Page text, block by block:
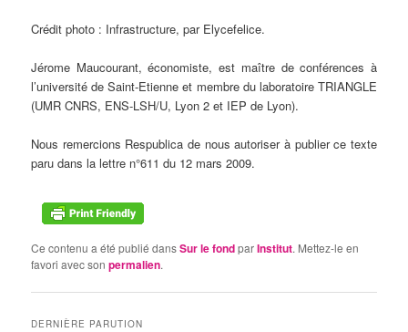
Crédit photo : Infrastructure, par Elycefelice.
Jérome Maucourant, économiste, est maître de conférences à
l’université de Saint-Etienne et membre du laboratoire TRIANGLE
(UMR CNRS, ENS-LSH/U, Lyon 2 et IEP de Lyon).
Nous remercions Respublica de nous autoriser à publier ce texte
paru dans la lettre n°611 du 12 mars 2009.
Ce contenu a été publié dansSur le fondparInstitut. Mettez-le en
favori avec sonpermalien.
DERNIÈRE PARUTION